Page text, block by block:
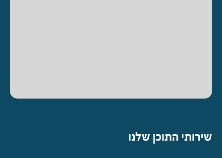
שירותי התוכן שלנו